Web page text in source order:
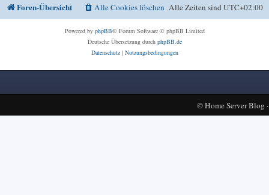
Foren-Übersicht Alle Zeiten sindUTC+02:00
Alle Cookies löschen
Powered by phpBB® Forum Software © phpBB Limited
Deutsche Übersetzung durch phpBB.de
Datenschutz| Nutzungsbedingungen
©Home Server Blog